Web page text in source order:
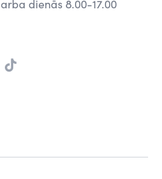
dienās 8.00-17.00